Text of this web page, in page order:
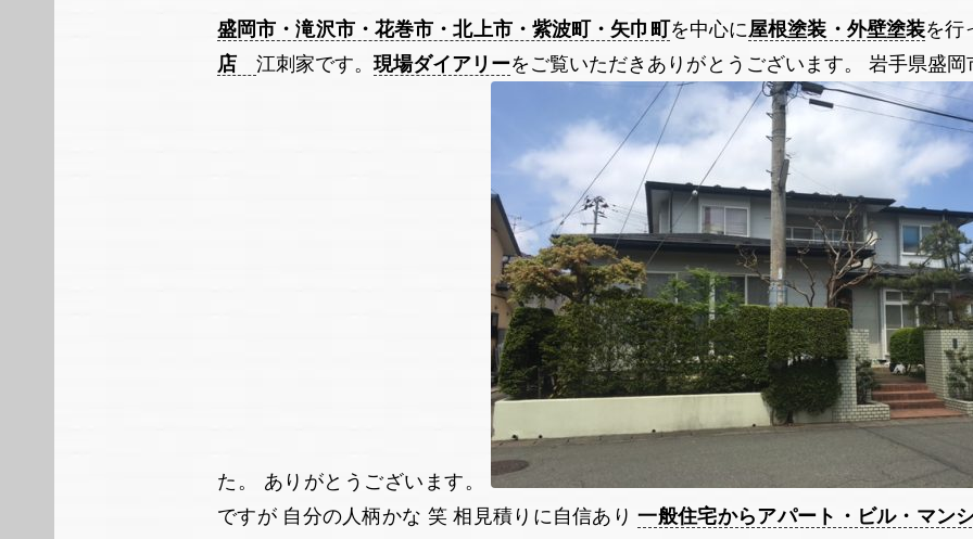
盛岡市・滝沢市・花巻市・北上市・紫波町・矢巾町を中心に屋根塗装・外壁塗装を行
店江刺家です。現場ダイアリーをご覧いただきありがとうございます。 岩手県盛
た。 ありがとうございます。
ですが 自分の人柄かな 笑 相見積りに自信あり一般住宅からアパート・ビル・マン